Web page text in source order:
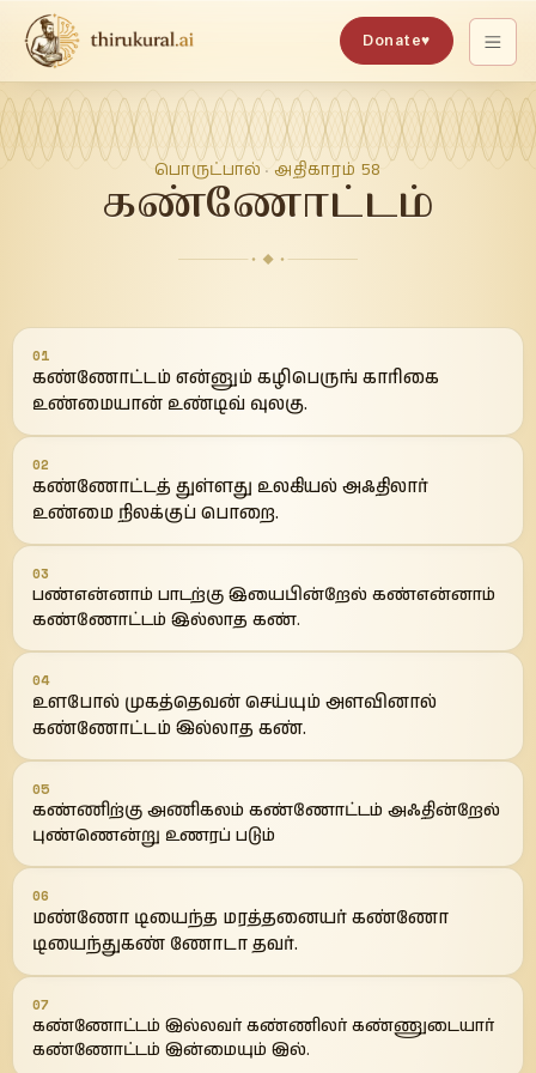
Donate♥
பொருட்பால் · அதிகாரம் 58
கண்ணோட்டம்
01
கண்ணோட்டம் என்னும் கழிபெருங் காரிகை
உண்மையான் உண்டிவ் வுலகு.
02
கண்ணோட்டத் துள்ளது உலகியல் அஃதிலார்
உண்மை நிலக்குப் பொறை.
03
பண்என்னாம் பாடற்கு இயைபின்றேல் கண்என்னாம்
கண்ணோட்டம் இல்லாத கண்.
04
உளபோல் முகத்தெவன் செய்யும் அளவினால்
கண்ணோட்டம் இல்லாத கண்.
05
கண்ணிற்கு அணிகலம் கண்ணோட்டம் அஃதின்றேல்
புண்ணென்று உணரப் படும்
06
மண்ணோ டியைந்த மரத்தனையர் கண்ணோ
டியைந்துகண் ணோடா தவர்.
07
கண்ணோட்டம் இல்லவர் கண்ணிலர் கண்ணுடையார்
கண்ணோட்டம் இன்மையும் இல்.